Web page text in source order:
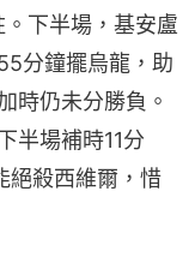
下半場，基安盧
分鐘擺烏龍，助
時仍未分勝負。
半場補時11分
絕殺西維爾，惜